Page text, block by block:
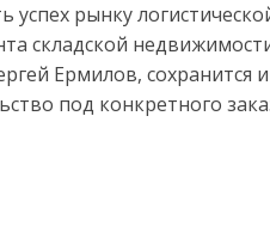
успех рынку
складской
Ермилов, сохранится
под конкретного